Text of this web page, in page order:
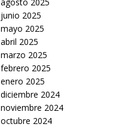
junio 2025
mayo 2025
abril 2025
marzo 2025
febrero 2025
enero 2025
diciembre 2024
noviembre 2024
octubre 2024